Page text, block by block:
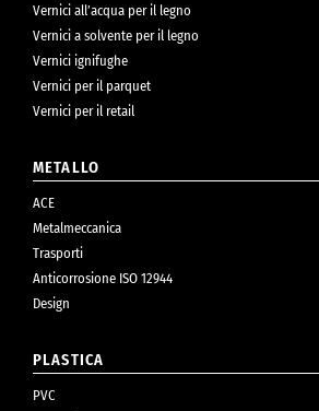
Vernici all’acqua per il legno
Vernici a solvente per il legno
Vernici ignifughe
Vernici per il parquet
Vernici per il retail
METALLO
ACE
Metalmeccanica
Trasporti
Anticorrosione ISO 12944
Design
PLASTICA
PVC